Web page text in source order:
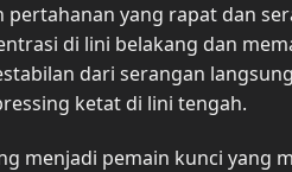
yang rapat dan
di lini belakang dan
dari serangan
ketat di lini tengah.
menjadi pemain kunci yang